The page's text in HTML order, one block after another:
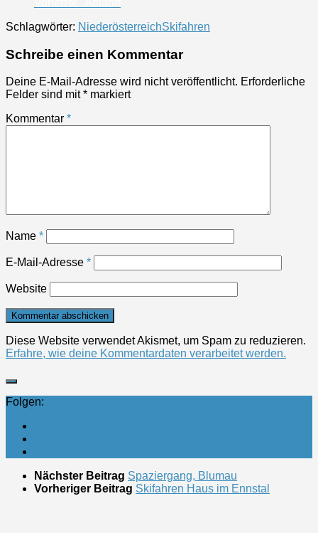
Schlagwörter: NiederösterreichSkifahren
Schreibe einen Kommentar
Deine E-Mail-Adresse wird nicht veröffentlicht. Erforderliche
Felder sind mit* markiert
Kommentar *
Name *
E-Mail-Adresse *
Website
Diese Website verwendet Akismet, um Spam zu reduzieren.
Erfahre, wie deine Kommentardaten verarbeitet werden.
Folgen:
Nächster Beitrag Spaziergang, Blumau
Vorheriger Beitrag Skifahren Haus im Ennstal